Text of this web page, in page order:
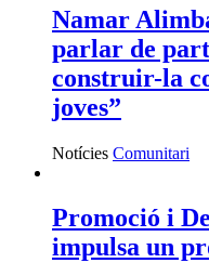
Namar
parlar de
construir-la
joves”
Notícies Comunitari
Promoció i
impulsa un